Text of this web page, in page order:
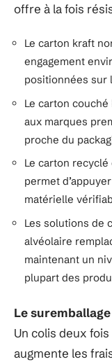
offre à la fois
Le carton kraft
engagement
positionnées sur
Le carton
aux marques
proche du
Le carton recyclé
permet
matérielle
Les solutions de
alvéolaire
maintenant un
plupart des
Le
Un colis deux
augmente les